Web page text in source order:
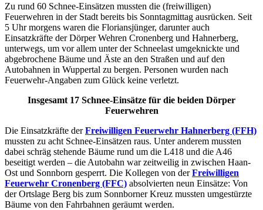
Zu rund 60 Schnee-Einsätzen mussten die (freiwilligen)
Feuerwehren in der Stadt bereits bis Sonntagmittag ausrücken. Seit
5 Uhr morgens waren die Floriansjünger, darunter auch
Einsatzkräfte der Dörper Wehren Cronenberg und Hahnerberg,
unterwegs, um vor allem unter der Schneelast umgeknickte und
abgebrochene Bäume und Äste an den Straßen und auf den
Autobahnen in Wuppertal zu bergen. Personen wurden nach
Feuerwehr-Angaben zum Glück keine verletzt.
Insgesamt 17 Schnee-Einsätze für die beiden Dörper
Feuerwehren
Die Einsatzkräfte derFreiwilligen Feuerwehr Hahnerberg (FFH)
mussten zu acht Schnee-Einsätzen raus. Unter anderem mussten
dabei schräg stehende Bäume rund um die L418 und die A46
beseitigt werden – die Autobahn war zeitweilig in zwischen Haan-
Ost und Sonnborn gesperrt. Die Kollegen von derFreiwilligen
Feuerwehr Cronenberg (FFC) absolvierten neun Einsätze: Von
der Ortslage Berg bis zum Sonnborner Kreuz mussten umgestürzte
Bäume von den Fahrbahnen geräumt werden.